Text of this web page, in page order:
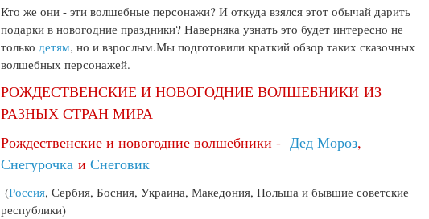
Кто же они - эти волшебные персонажи? И откуда взялся этот обычай дарить
подарки в новогодние праздники? Наверняка узнать это будет интересно не
толькодетям, но и взрослым.Мы подготовили краткий обзор таких сказочных
волшебных персонажей.
РОЖДЕСТВЕНСКИЕ И НОВОГОДНИЕ ВОЛШЕБНИКИ ИЗ
РАЗНЫХ СТРАН МИРА
Рождественские и новогодние волшебники -Дед Мороз,
Снегурочка иСнеговик
(Россия, Сербия, Босния, Украина, Македония, Польша и бывшие советские
республики)